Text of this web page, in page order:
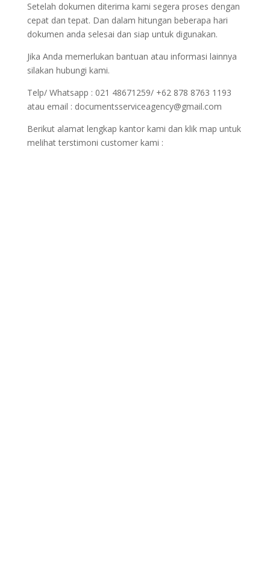
Setelah dokumen diterima kami segera proses dengan
cepat dan tepat. Dan dalam hitungan beberapa hari
dokumen anda selesai dan siap untuk digunakan.
Jika Anda memerlukan bantuan atau informasi lainnya
silakan hubungi kami.
Telp/ Whatsapp : 021 48671259/ +62 878 8763 1193
atau email : documentsserviceagency@gmail.com
Berikut alamat lengkap kantor kami dan klik map untuk
melihat terstimoni customer kami :